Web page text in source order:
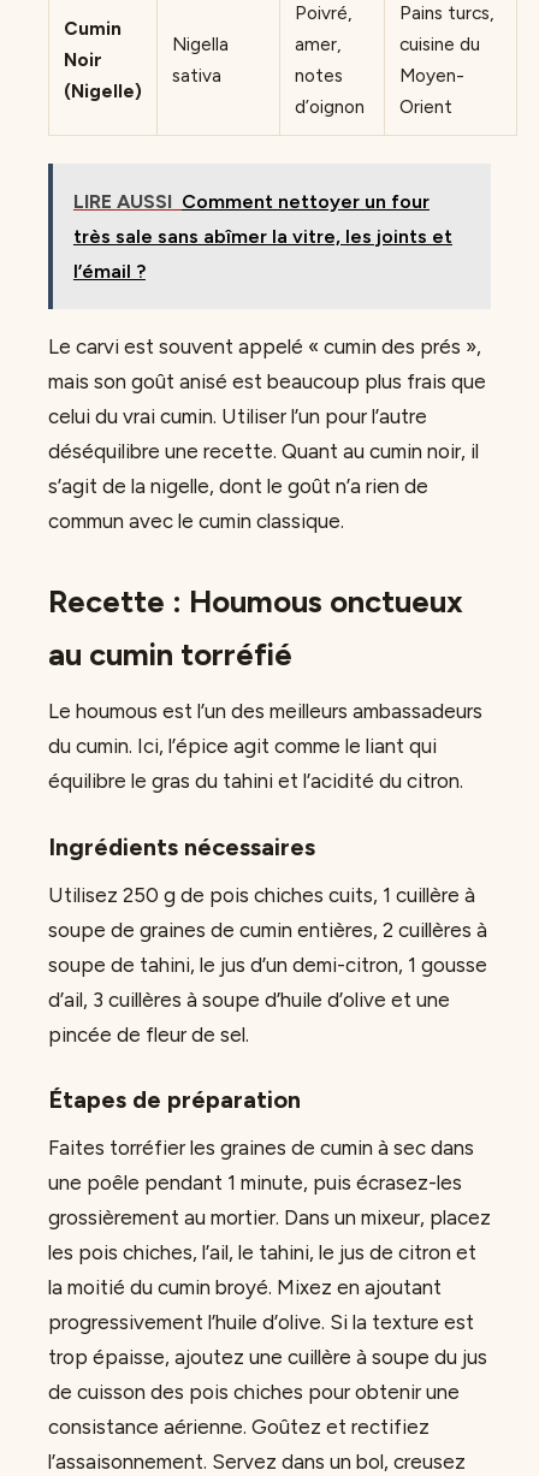
Cumin
Noir
(Nigelle)
Nigella
sativa
Poivré,
amer,
notes
d’oignon
Pains turcs,
cuisine du
Moyen-
Orient
LIRE AUSSI Comment nettoyer un four
très sale sans abîmer la vitre, les joints et
l’émail ?
Le carvi est souvent appelé « cumin des prés »,
mais son goût anisé est beaucoup plus frais que
celui du vrai cumin. Utiliser l’un pour l’autre
déséquilibre une recette. Quant au cumin noir, il
s’agit de la nigelle, dont le goût n’a rien de
commun avec le cumin classique.
Recette : Houmous onctueux
au cumin torréfié
Le houmous est l’un des meilleurs ambassadeurs
du cumin. Ici, l’épice agit comme le liant qui
équilibre le gras du tahini et l’acidité du citron.
Ingrédients nécessaires
Utilisez 250 g de pois chiches cuits, 1 cuillère à
soupe de graines de cumin entières, 2 cuillères à
soupe de tahini, le jus d’un demi-citron, 1 gousse
d’ail, 3 cuillères à soupe d’huile d’olive et une
pincée de fleur de sel.
Étapes de préparation
Faites torréfier les graines de cumin à sec dans
une poêle pendant 1 minute, puis écrasez-les
grossièrement au mortier. Dans un mixeur, placez
les pois chiches, l’ail, le tahini, le jus de citron et
la moitié du cumin broyé. Mixez en ajoutant
progressivement l’huile d’olive. Si la texture est
trop épaisse, ajoutez une cuillère à soupe du jus
de cuisson des pois chiches pour obtenir une
consistance aérienne. Goûtez et rectifiez
l’assaisonnement. Servez dans un bol, creusez